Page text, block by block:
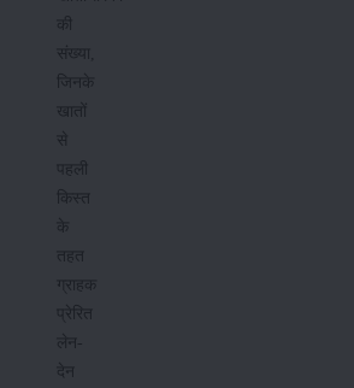
की
संख्या,
जिनके
खातों
से
पहली
किस्त
के
तहत
ग्राहक
प्रेरित
लेन-
देन